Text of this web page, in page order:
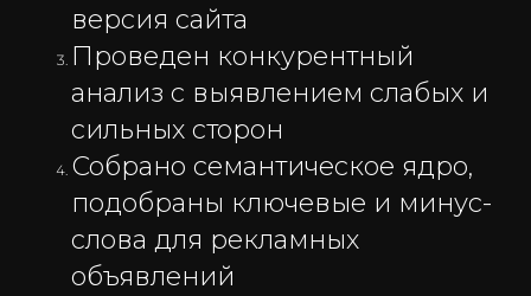
версия сайта
Проведен конкурентный
анализ с выявлением слабых и
сильных сторон
Собрано семантическое ядро,
подобраны ключевые и минус-
слова для рекламных
объявлений